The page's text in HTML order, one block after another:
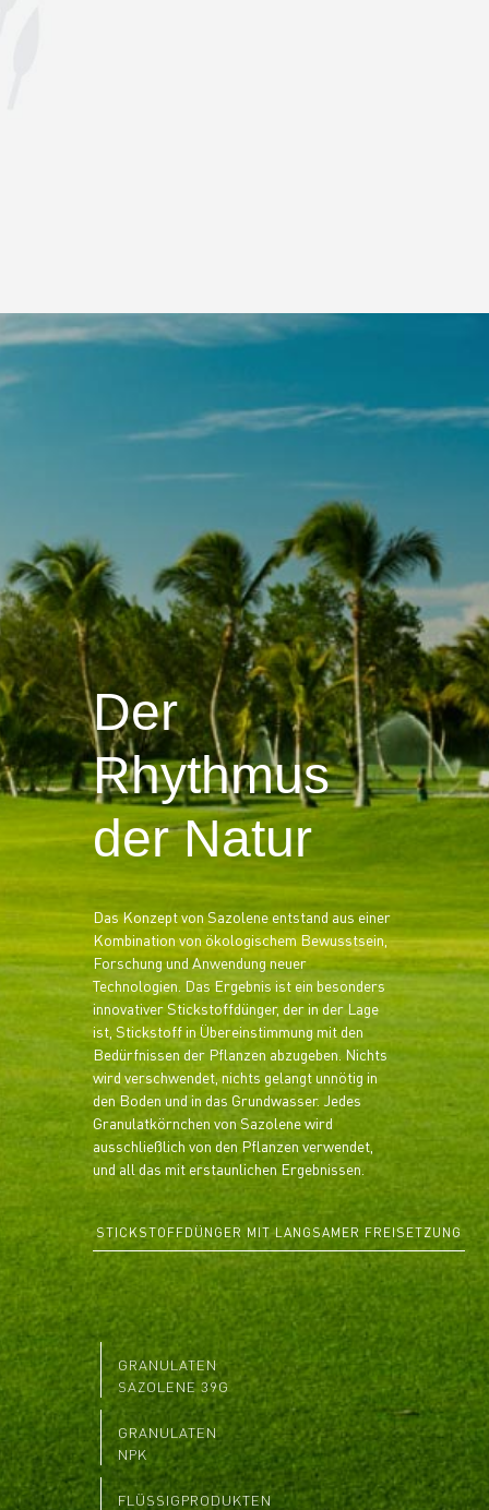
Der
Rhythmus
der Natur
Das Konzept von Sazolene entstand aus einer
Kombination von ökologischem Bewusstsein,
Forschung und Anwendung neuer
Technologien. Das Ergebnis ist ein besonders
innovativer Stickstoffdünger, der in der Lage
ist, Stickstoff in Übereinstimmung mit den
Bedürfnissen der Pflanzen abzugeben. Nichts
wird verschwendet, nichts gelangt unnötig in
den Boden und in das Grundwasser. Jedes
Granulatkörnchen von Sazolene wird
ausschließlich von den Pflanzen verwendet,
und all das mit erstaunlichen Ergebnissen.
STICKSTOFFDÜNGER MIT LANGSAMER FREISETZUNG
GRANULATEN
SAZOLENE 39G
GRANULATEN
NPK
FLÜSSIGPRODUKTEN